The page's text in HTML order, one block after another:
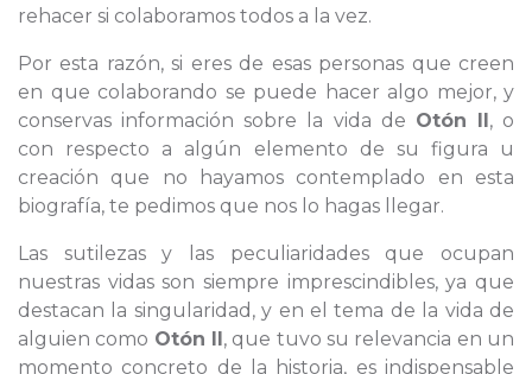
rehacer si colaboramos todos a la vez.
Por esta razón, si eres de esas personas que creen
en que colaborando se puede hacer algo mejor, y
conservas información sobre la vida de Otón II, o
con respecto a algún elemento de su figura u
creación que no hayamos contemplado en esta
biografía, te pedimos que nos lo hagas llegar.
Las sutilezas y las peculiaridades que ocupan
nuestras vidas son siempre imprescindibles, ya que
destacan la singularidad, y en el tema de la vida de
alguien como Otón II, que tuvo su relevancia en un
momento concreto de la historia, es indispensable